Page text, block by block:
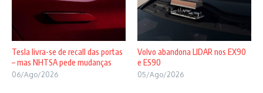
Tesla livra-se de recall das portas
– mas NHTSA pede mudanças
06/Ago/2026
Volvo abandona LIDAR nos EX90
e ES90
05/Ago/2026